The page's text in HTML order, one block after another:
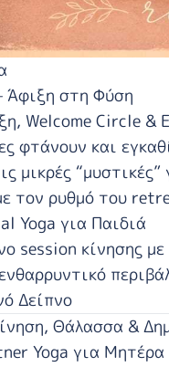
στη Φύση
Welcome Circle &
φτάνουν και
μικρές
τον ρυθμό του
Yoga για Παιδιά
session κίνησης
Δείπνο
Θάλασσα &
Yoga για Μητέρα